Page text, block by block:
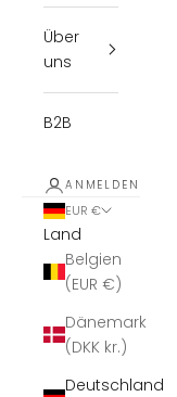
Über
uns
B2B
ANMELDEN
EUR €
Land
Belgien
(EUR €)
Dänemark
(DKK kr.)
Deutschland